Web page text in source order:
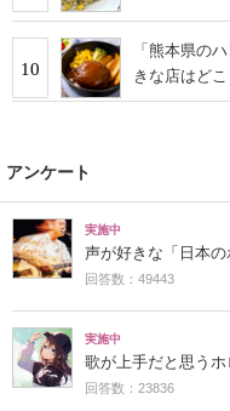
10
「熊本県の
きな店はど
アンケート
実施中
声が好きな「日本
回答数：49443
実施中
歌が上手だと思う
回答数：23836